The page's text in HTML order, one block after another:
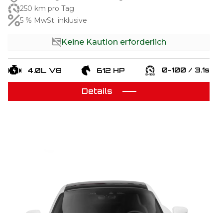
250 km pro Tag
5 % MwSt. inklusive
Keine Kaution erforderlich
4.0L V8 612 HP 0-100 / 3.1s
Details